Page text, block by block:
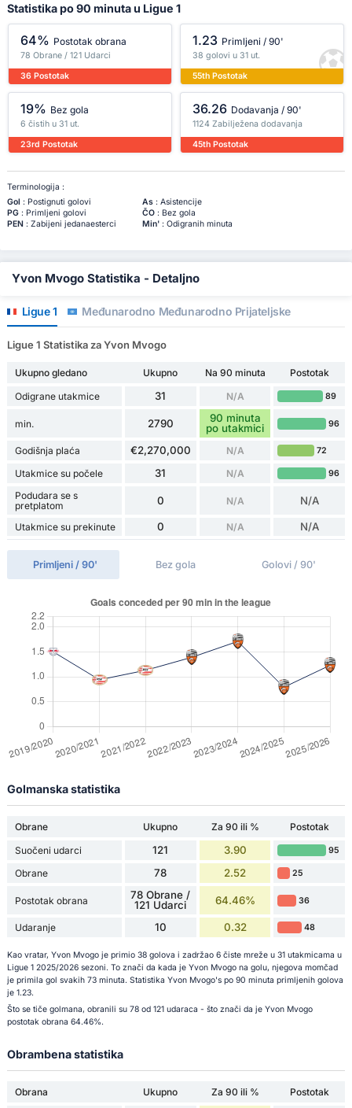
Statistika po 90 minuta u Ligue 1
64% Postotak obrana
78 Obrane / 121 Udarci
36 Postotak
1.23 Primljeni / 90'
38 golovi u 31 ut.
55th Postotak
19% Bez gola
6 čistih u 31 ut.
23rd Postotak
36.26 Dodavanja / 90'
1124 Zabilježena dodavanja
45th Postotak
Terminologija :
Gol : Postignuti golovi As: Asistencije
PG: Primljeni golovi ČO: Bez gola
PEN: Zabijeni jedanaesterci Min': Odigranih minuta
Yvon Mvogo Statistika - Detaljno
Ligue 1 Međunarodno Međunarodno Prijateljske
Ligue 1 Statistika za Yvon Mvogo
Ukupno gledano Ukupno Na 90 minuta
Postotak
Odigrane utakmice
31 N/A 89
min. 2790
90 minuta
po utakmici
96
Godišnja plaća €2,270,000 N/A 72
Utakmice su počele 31 N/A 96
Podudara se s
pretplatom
0 N/A N/A
Utakmice su prekinute 0 N/A N/A
Primljeni / 90' Bez gola Golovi / 90'
Golmanska statistika
Obrane Ukupno Za 90 ili %
Postotak
Suočeni udarci
121 3.90 95
Obrane 78 2.52 25
Postotak obrana
78 Obrane /
121 Udarci
64.46% 36
Udaranje 10 0.32 48
Kao vratar, Yvon Mvogo je primio 38 golova i zadržao 6 čiste mreže u 31 utakmicama u
Ligue 1 2025/2026 sezoni. To znači da kada je Yvon Mvogo na golu, njegova momčad
je primila gol svakih 73 minuta. Statistika Yvon Mvogo's po 90 minuta primljenih golova
je 1.23.
Što se tiče golmana, obranili su 78 od 121 udaraca - što znači da je Yvon Mvogo
postotak obrana 64.46%.
Obrambena statistika
Obrana Ukupno Za 90 ili %
Postotak